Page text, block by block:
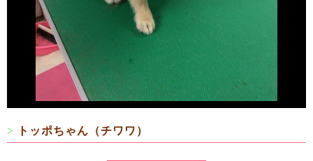
> トッポちゃん（チワワ）